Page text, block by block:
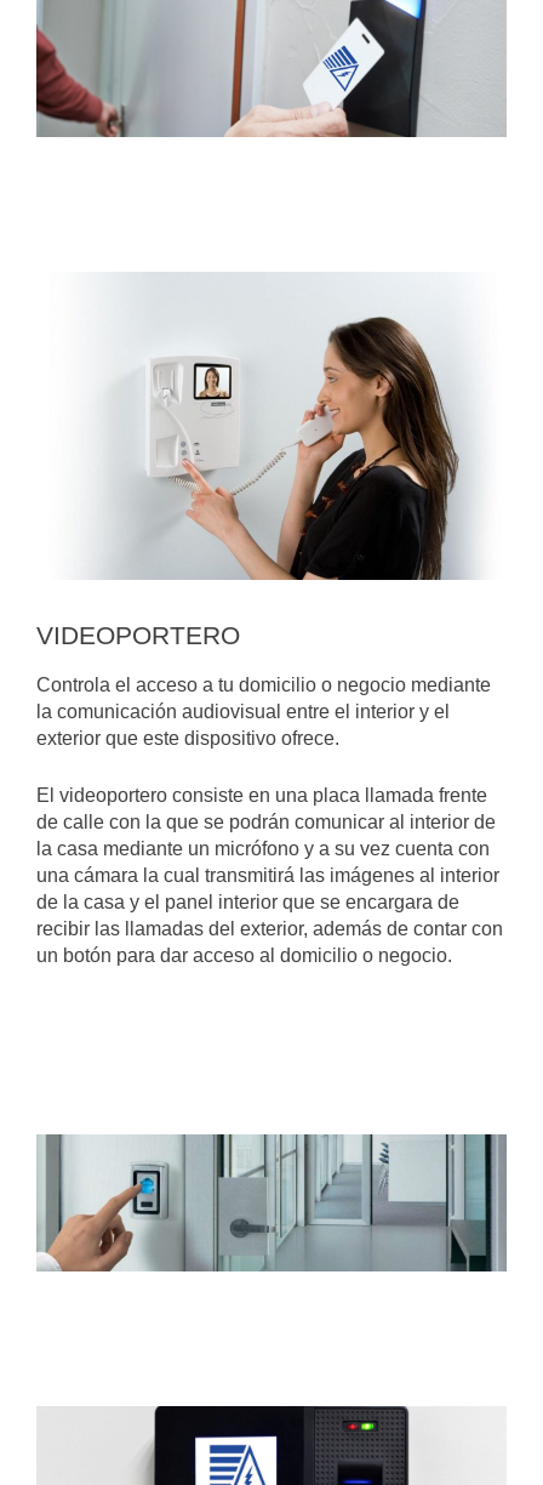
VIDEOPORTERO
Controla el acceso a tu domicilio o negocio mediante
la comunicación audiovisual entre el interior y el
exterior que este dispositivo ofrece.
El videoportero consiste en una placa llamada frente
de calle con la que se podrán comunicar al interior de
la casa mediante un micrófono y a su vez cuenta con
una cámara la cual transmitirá las imágenes al interior
de la casa y el panel interior que se encargara de
recibir las llamadas del exterior, además de contar con
un botón para dar acceso al domicilio o negocio.